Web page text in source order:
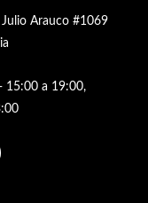
Arauco #1069
15:00 a 19:00,